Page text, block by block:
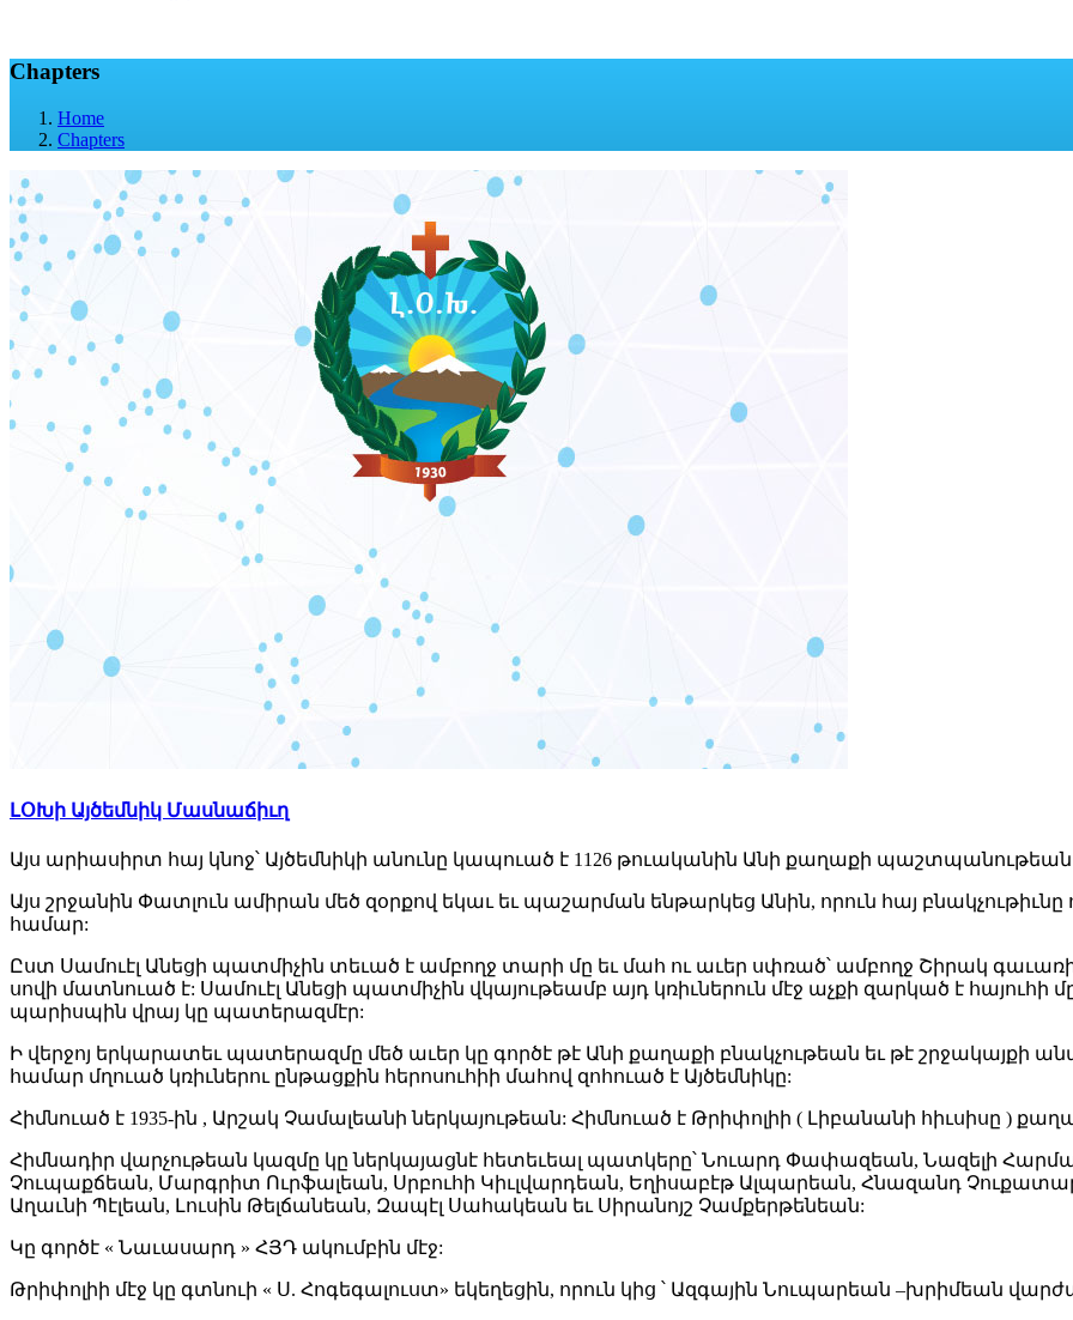
Chapters
Home
Chapters
ԼՕԽի Այծեմնիկ Մասնաճիւղ
Այս արիասիրտ հայ կնոջ՝ Այծեմնիկի անունը կապուած է 1126 թուականին Անի քաղաքի
Այս շրջանին Փատլուն ամիրան մեծ զօրքով եկաւ եւ պաշարման ենթարկեց Անին, որուն հայ
համար:
Ըստ Սամուէլ Անեցի պատմիչին տեւած է ամբողջ տարի մը եւ մահ ու աւեր սփռած՝ ամբողջ Շիրակ
սովի մատնուած է: Սամուէլ Անեցի պատմիչին վկայութեամբ այդ կռիւներուն մէջ աչքի զարկած է
պարիսպին վրայ կը պատերազմէր:
Ի վերջոյ երկարատեւ պատերազմը մեծ աւեր կը գործէ թէ Անի քաղաքի բնակչութեան եւ թէ
համար մղուած կռիւներու ընթացքին հերոսուհիի մահով զոհուած է Այծեմնիկը:
Հիմնուած է 1935-ին , Արշակ Չամալեանի ներկայութեան: Հիմնուած է Թրիփոլիի ( Լիբանանի հիւսիսը )
Հիմնադիր վարչութեան կազմը կը ներկայացնէ հետեւեալ պատկերը՝ Նուարդ Փափազեան, Նազելի
Չուպաքճեան, Մարգրիտ Ուրֆալեան, Սրբուհի Կիւլվարդեան, Եղիսաբէթ Ալպարեան, Հնազանդ
Աղաւնի Պէլեան, Լուսին Թելճանեան, Զապէլ Սահակեան եւ Սիրանոյշ Չամքերթենեան:
Կը գործէ « Նաւասարդ » ՀՅԴ ակումբին մէջ:
Թրիփոլիի մէջ կը գտնուի « Ս. Հոգեգալուստ» եկեղեցին, որուն կից ՝ Ազգային Նուպարեան –խրիմեան